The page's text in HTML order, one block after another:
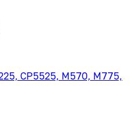
CP5525, M570, M775,